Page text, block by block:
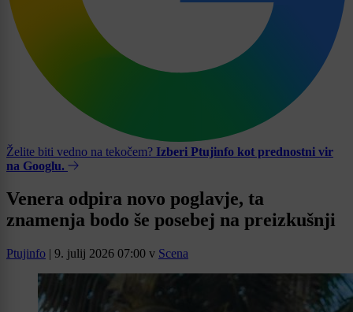
Želite biti vedno na tekočem? Izberi Ptujinfo kot prednostni vir
na Googlu.
Venera odpira novo poglavje, ta
znamenja bodo še posebej na preizkušnji
Ptujinfo | 9. julij 2026 07:00 v Scena